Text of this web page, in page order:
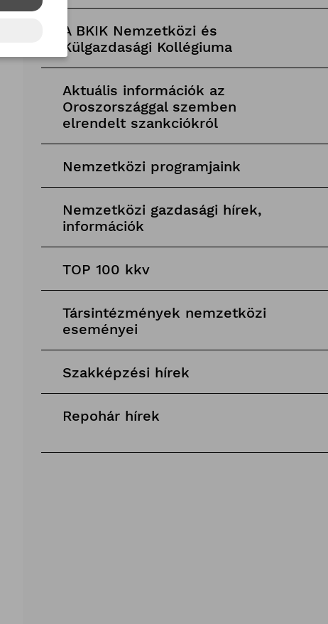
A BKIK Nemzetközi és
Külgazdasági Kollégiuma
Aktuális információk az
Oroszországgal szemben
elrendelt szankciókról
Nemzetközi programjaink
Nemzetközi gazdasági hírek,
információk
TOP 100 kkv
Társintézmények nemzetközi
eseményei
Szakképzési hírek
Repohár hírek